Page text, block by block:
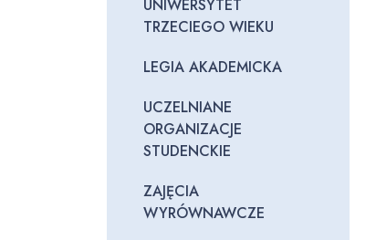
UNIWERSYTET
TRZECIEGO WIEKU
LEGIA AKADEMICKA
UCZELNIANE
ORGANIZACJE
STUDENCKIE
ZAJĘCIA
WYRÓWNAWCZE